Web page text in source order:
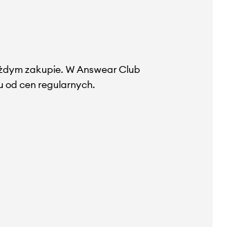
zakupie. W Answear Club
od cen regularnych.